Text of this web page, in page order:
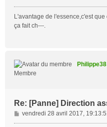
e
L'avantage de l'essence,c'est
ça fait ch---.
Philippe38
Membre
Re: [Panne] Direction
M
e
vendredi 28 avril 2017,